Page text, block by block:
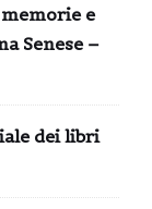
e
Senese –
dei libri